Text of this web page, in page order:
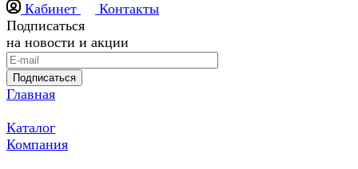
Кабинет
Контакты
Подписаться
на новости и акции
Подписаться
Главная
Каталог
Компания